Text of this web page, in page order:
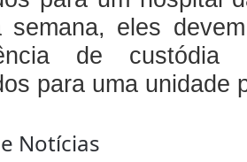
semana, eles
de custódia
para uma unidade
Notícias